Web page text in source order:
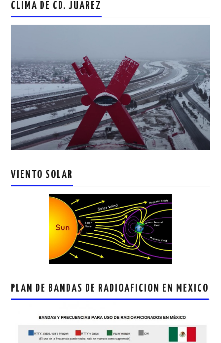
CLIMA DE CD. JUAREZ
VIENTO SOLAR
PLAN DE BANDAS DE RADIOAFICION EN MEXICO